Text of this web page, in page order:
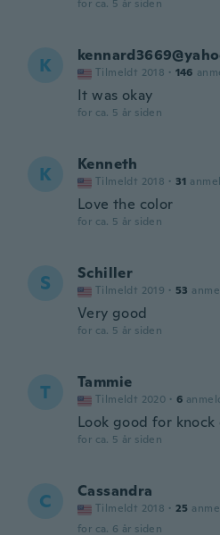
for ca. 5 år siden
K Tilmeldt 2018 · 146
It was okay
for ca. 5 år siden
K Kenneth
Tilmeldt 2018 · 31
Love the color
for ca. 5 år siden
S Schiller
Tilmeldt 2019 · 53
Very good
for ca. 5 år siden
T Tammie
Tilmeldt 2020 · 6
Look good for knock
for ca. 5 år siden
C Cassandra
Tilmeldt 2018 · 25
for ca. 6 år siden